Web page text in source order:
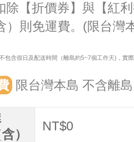
除【折價券】與【紅
）則免運費。(限台灣
包含假日及配送時間（離島約5~7個工作天)，實
限台灣本島 不含離島
）
NT$0